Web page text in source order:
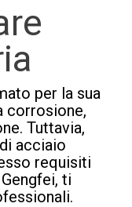
per la sua
corrosione,
Tuttavia,
acciaio
requisiti
ti